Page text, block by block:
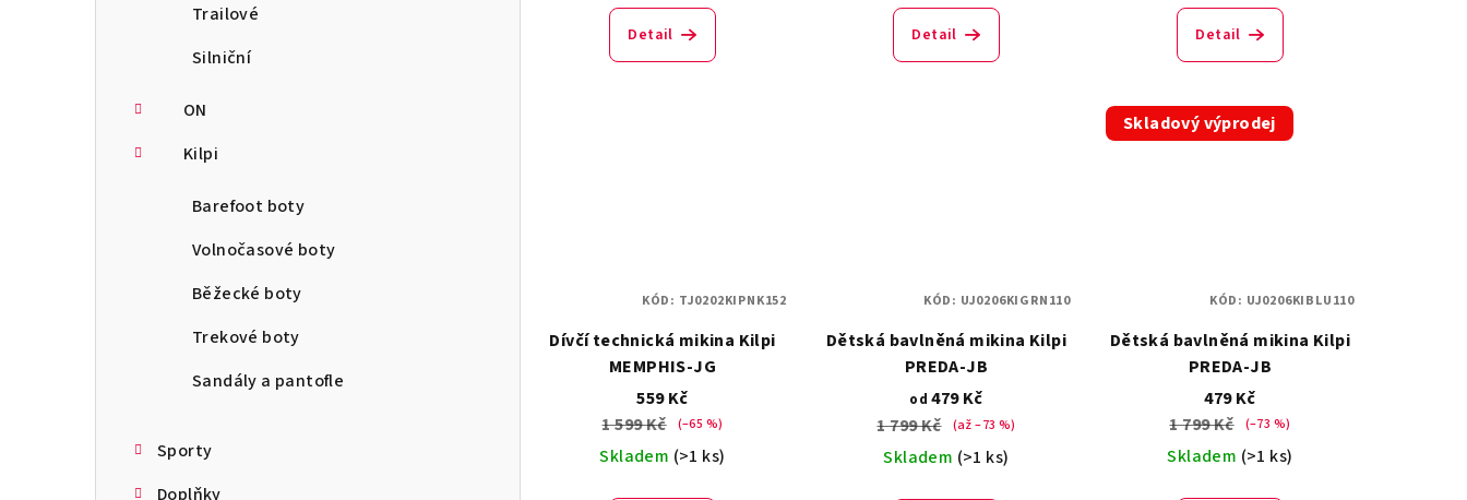
Trailové
Silniční
ON
Kilpi
Barefoot boty
Volnočasové boty
Běžecké boty
Trekové boty
Sandály a pantofle
Sporty
Doplňky
Detail Detail Detail
Dívčí technická mikina Kilpi
MEMPHIS-JG
559 Kč
1 599 Kč
(–65 %)
Skladem (>1 ks)
KÓD: TJ0202KIPNK152
Dětská bavlněná mikina Kilpi
PREDA-JB
od 479 Kč
1 799 Kč
(až –73 %)
Skladem (>1 ks)
KÓD: UJ0206KIGRN110
Skladový výprodej
Dětská bavlněná mikina Kilpi
PREDA-JB
479 Kč
1 799 Kč
(–73 %)
Skladem (>1 ks)
KÓD: UJ0206KIBLU110